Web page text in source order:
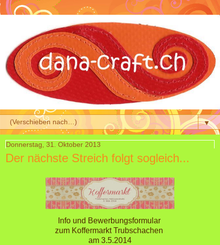
▼
Donnerstag, 31. Oktober 2013
Der nächste Streich folgt sogleich...
Info und Bewerbungsformular
zum Koffermarkt Trubschachen
am 3.5.2014